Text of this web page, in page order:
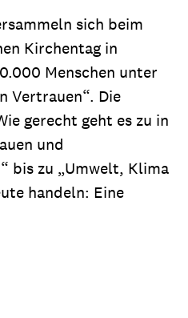
sich beim
Kirchentag in
Menschen unter
Vertrauen“. Die
gerecht geht es zu in
und
bis zu „Umwelt, Klima
handeln: Eine